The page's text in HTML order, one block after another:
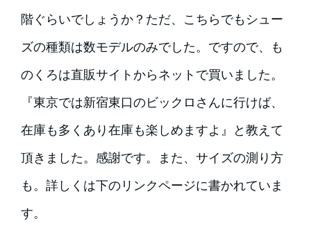
階ぐらいでしょうか？ただ、こちらでもシュー
ズの種類は数モデルのみでした。ですので、も
のくろは直販サイトからネットで買いました。
『東京では新宿東口のビックロさんに行けば、
在庫も多くあり在庫も楽しめますよ』と教えて
頂きました。感謝です。また、サイズの測り方
も。詳しくは下のリンクページに書かれていま
す。